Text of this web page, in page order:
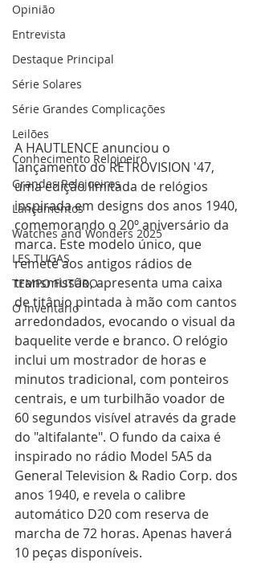
Opinião
Entrevista
Destaque Principal
Série Solares
Série Grandes Complicações
Leilões
Conhecimento Relojoeiro
Grandes Relojoeiros
Lançamentos
Watches and Wonders 2025
LES TUGAS
TEMPO FUTURO
O Inventário
A HAUTLENCE anunciou o
lançamento do RETROVISION '47,
uma edição limitada de relógios
inspirada em designs dos anos 1940,
comemorando o 20º aniversário da
marca. Este modelo único, que
remete aos antigos rádios de
transmissão, apresenta uma caixa
de titânio pintada à mão com cantos
arredondados, evocando o visual da
baquelite verde e branco. O relógio
inclui um mostrador de horas e
minutos tradicional, com ponteiros
centrais, e um turbilhão voador de
60 segundos visível através da grade
do "altifalante". O fundo da caixa é
inspirado no rádio Model 5A5 da
General Television & Radio Corp. dos
anos 1940, e revela o calibre
automático D20 com reserva de
marcha de 72 horas. Apenas haverá
10 peças disponíveis.